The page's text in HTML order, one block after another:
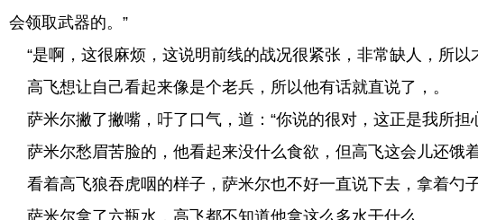
会领取武器的。”
“是啊，这很麻烦，这说明前线的战况很紧张，非常缺人，所
高飞想让自己看起来像是个老兵，所以他有话就直说了，。
萨米尔撇了撇嘴，吁了口气，道：“你说的很对，这正是我所担
萨米尔愁眉苦脸的，他看起来没什么食欲，但高飞这会儿还饿
看着高飞狼吞虎咽的样子，萨米尔也不好一直说下去，拿着勺
萨米尔拿了六瓶水，高飞都不知道他拿这么多水干什么。